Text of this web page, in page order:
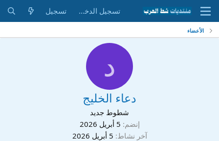
تسجيل الدخول تسجيل
الأعضاء
د
دعاء الخليج
شطوط جديد
إنضم 5 أبريل 2026
آخر نشاط 5 أبريل 2026